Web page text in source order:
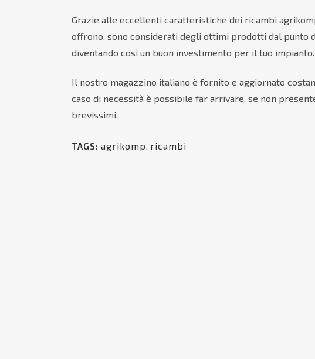
Grazie alle eccellenti caratteristiche dei ricambi
offrono, sono considerati degli ottimi prodotti dal punto
diventando così un buon investimento per il tuo impianto.
Il nostro magazzino italiano è fornito e aggiornato
caso di necessità è possibile far arrivare, se non
brevissimi.
TAGS: agrikomp, ricambi